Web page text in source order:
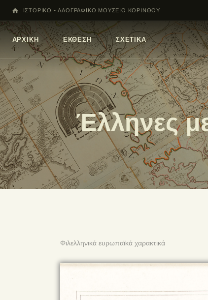
ΙΣΤΟΡΙΚΟ - ΛΑΟΓΡΑΦΙΚΟ ΜΟΥΣΕΙΟ ΚΟΡΙΝΘΟΥ
ΑΡΧΙΚΗ ΕΚΘΕΣΗ ΣΧΕΤΙΚΑ
Έλληνες
Φιλελληνικά ευρωπαϊκά χαρακτικά